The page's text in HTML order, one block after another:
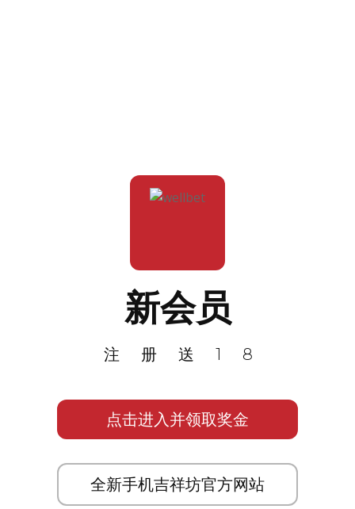
新会员
注册送18
点击进入并领取奖金
全新手机吉祥坊官方网站